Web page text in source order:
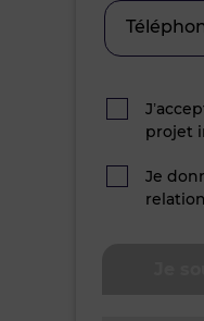
projet
Je